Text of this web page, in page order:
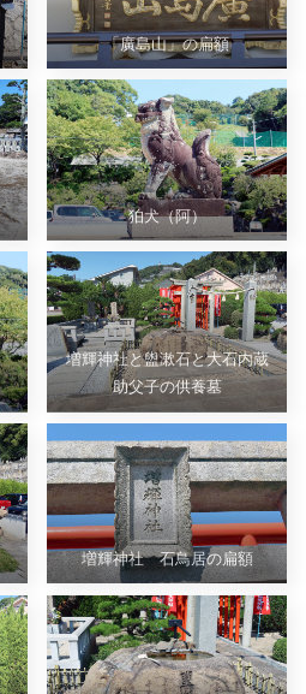
「廣島山」の扁額
狛犬（阿）
増輝神社と盥漱石と大石内蔵
助父子の供養墓
増輝神社 石鳥居の扁額